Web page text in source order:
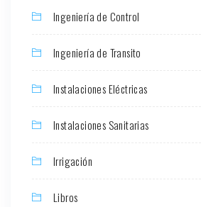
Ingeniería de Control
Ingeniería de Transito
Instalaciones Eléctricas
Instalaciones Sanitarias
Irrigación
Libros